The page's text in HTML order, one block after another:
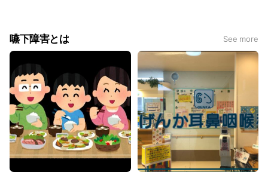
こすことがあります。ウイルス感
嚥下障害とは See more